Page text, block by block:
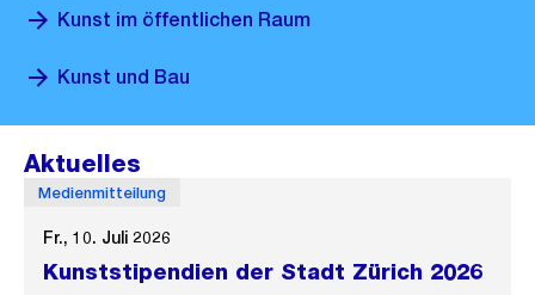
Kunst im öffentlichen Raum
Kunst und Bau
Aktuelles
Medienmitteilung
Fr., 10. Juli 2026
Kunststipendien der Stadt Zürich 2026